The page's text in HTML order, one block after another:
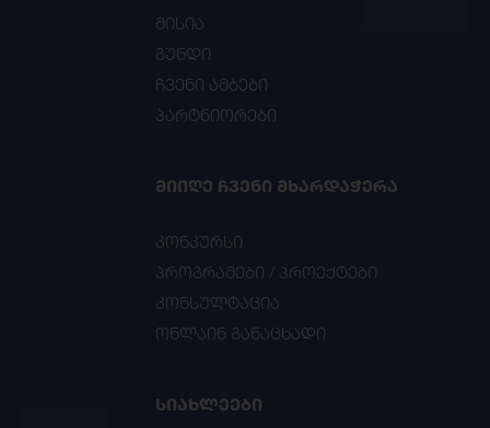
მისია
გუნდი
ჩვენი ამბები
პარტნიორები
ᲛᲘᲘᲦᲔ ᲩᲕᲔᲜᲘ ᲛᲮᲐᲠᲓᲐᲭᲔᲠᲐ
კონკურსი
პროგრამები / პროექტები
კონსულტაცია
ონლაინ განაცხადი
ᲡᲘᲐᲮᲚᲔᲔᲑᲘ